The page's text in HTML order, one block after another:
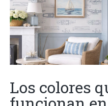
Los colores